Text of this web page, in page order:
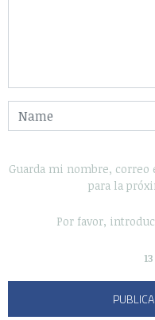
Guarda mi nombre,
para la
Por favor,